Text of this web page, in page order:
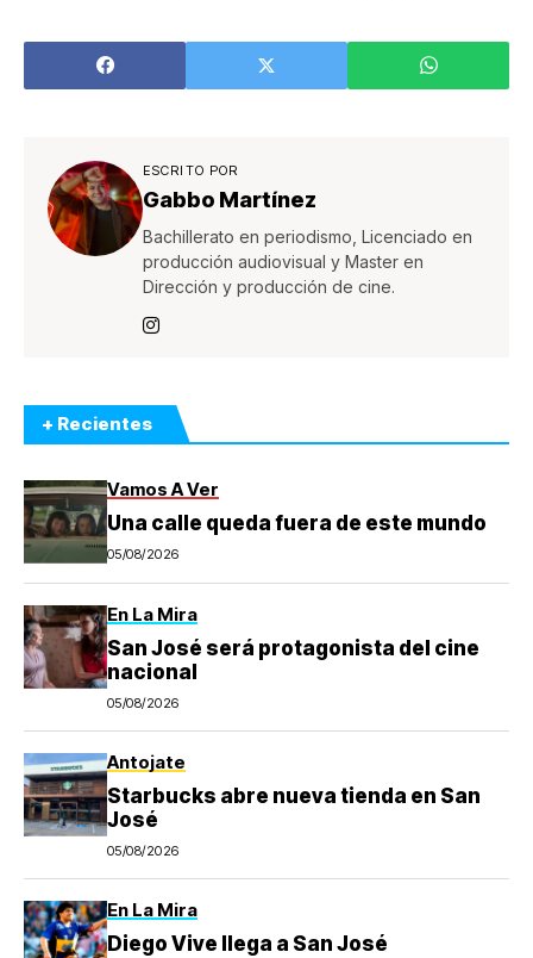
Limón
Palí y Palí
ESCRITO POR
Gabbo Martínez
Bachillerato en periodismo, Licenciado en
producción audiovisual y Master en
Dirección y producción de cine.
+ Recientes
Vamos A Ver
Una calle queda fuera de este mundo
05/08/2026
En La Mira
San José será protagonista del cine
nacional
05/08/2026
Antojate
Starbucks abre nueva tienda en San
José
05/08/2026
En La Mira
Diego Vive llega a San José